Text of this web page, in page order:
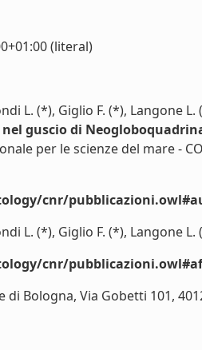
(literal)
L. (*), Giglio F. (*), Langone
guscio di
per le scienze del mare -
cnr/
L. (*), Giglio F. (*), Langone
cnr/
di Bologna, Via Gobetti 101,